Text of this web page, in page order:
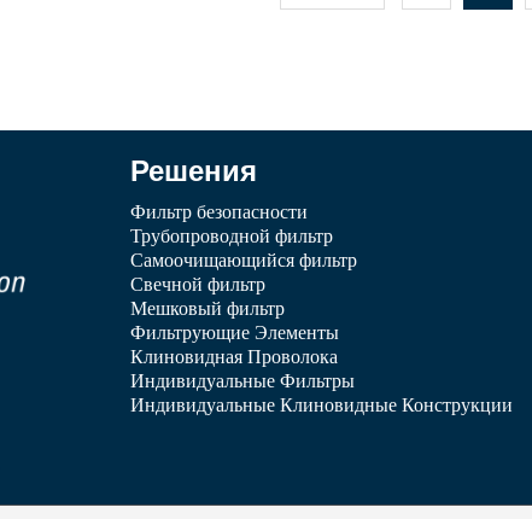
Решения
Фильтр безопасности
Трубопроводной фильтр
Самоочищающийся фильтр
Свечной фильтр
Мешковый фильтр
Фильтрующие Элементы
Клиновидная Проволока
Индивидуальные Фильтры
Индивидуальные Клиновидные Конструкции